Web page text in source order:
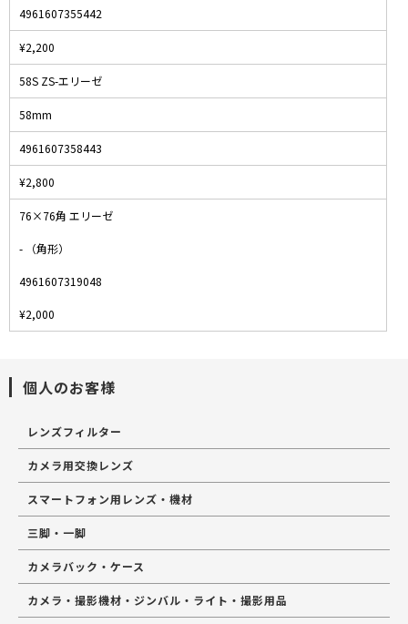
4961607355442
¥2,200
58S ZS-エリーゼ
58mm
4961607358443
¥2,800
76×76角 エリーゼ
- （角形）
4961607319048
¥2,000
個人のお客様
レンズフィルター
カメラ用交換レンズ
スマートフォン用レンズ・機材
三脚・一脚
カメラバック・ケース
カメラ・撮影機材・ジンバル・ライト・撮影用品